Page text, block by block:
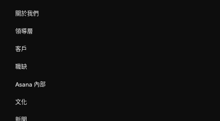
關於我們
領導層
客戶
職缺
Asana 內部
文化
新聞